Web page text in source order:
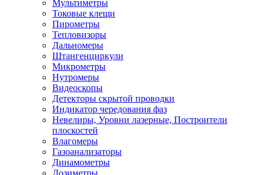
Мультиметры
Токовые клещи
Пирометры
Тепловизоры
Дальномеры
Штангенциркули
Микрометры
Нутромеры
Видеоскопы
Детекторы скрытой проводки
Индикатор чередования фаз
Невелиры, Уровни лазерные, Построители
плоскостей
Влагомеры
Газоанализаторы
Динамометры
Дозиметры